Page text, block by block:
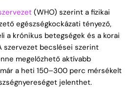
(WHO) szerint a fizikai
egészségkockázati tényező,
a krónikus betegségek és a korai
szervezet becslései szerint
megelőzhető aktívabb
a heti 150–300 perc mérsékelt
jelenthet.